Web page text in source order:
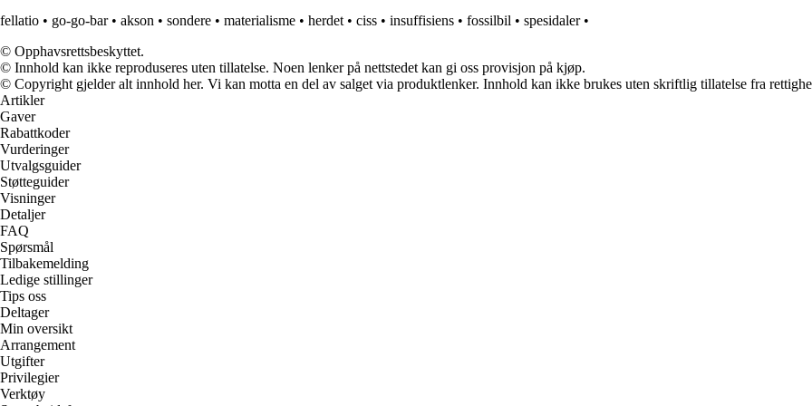
fellatio • go-go-bar• akson • sondere • materialisme • herdet • ciss • insuffisiens • fossilbil • spesidaler•
© Opphavsrettsbeskyttet.
© Innhold kan ikke reproduseres uten tillatelse. Noen lenker på nettstedet kan gi oss provisjon på kjøp.
© Copyright gjelder alt innhold her. Vi kan motta en del av salget via produktlenker. Innhold kan ikke brukes uten skriftlig tillatelse fra
Artikler
Gaver
Rabattkoder
Vurderinger
Utvalgsguider
Støtteguider
Visninger
Detaljer
FAQ
Spørsmål
Tilbakemelding
Ledige stillinger
Tips oss
Deltager
Min oversikt
Arrangement
Utgifter
Privilegier
Verktøy